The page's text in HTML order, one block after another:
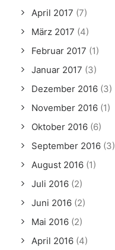
April 2017 (7)
März 2017 (4)
Februar 2017 (1)
Januar 2017 (3)
Dezember 2016 (3)
November 2016 (1)
Oktober 2016 (6)
September 2016 (3)
August 2016 (1)
Juli 2016 (2)
Juni 2016 (2)
Mai 2016 (2)
April 2016 (4)